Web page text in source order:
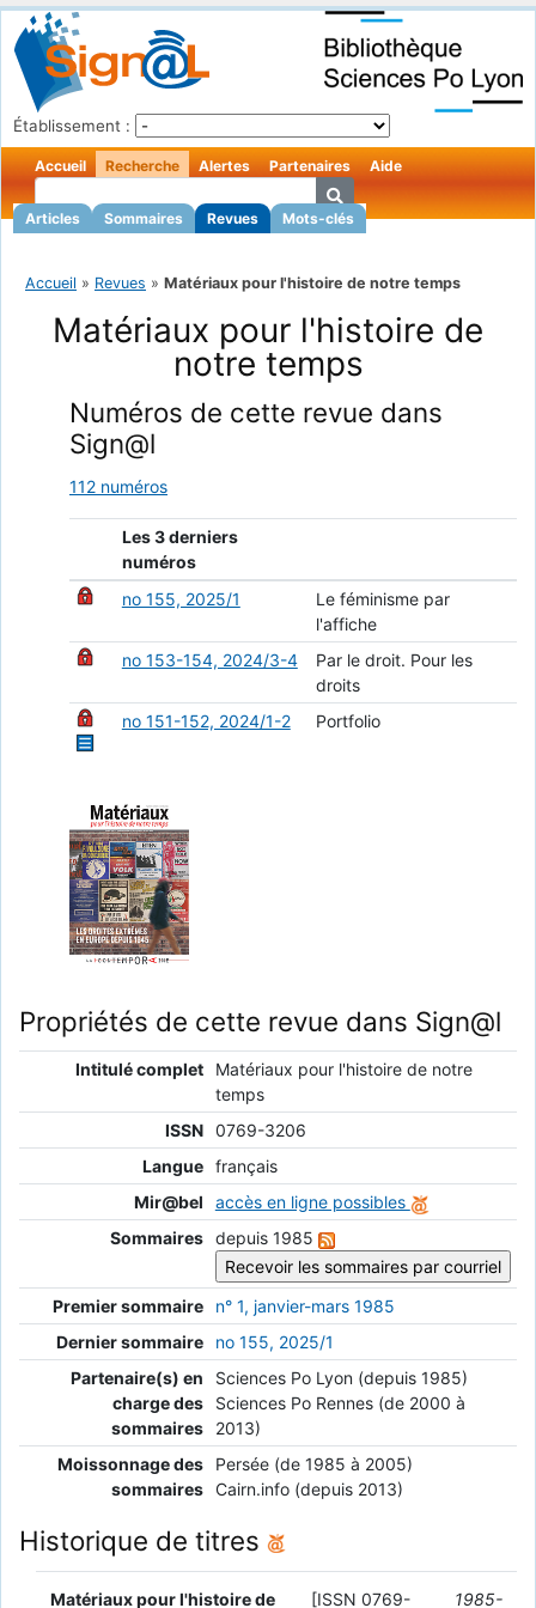
Établissement :
Accueil Recherche
Articles Sommaires Revues Mots-clés
Alertes Partenaires Aide
Accueil » Revues » Matériaux pour l'histoire de notre temps
Matériaux pour l'histoire de
notre temps
Numéros de cette revue dans
Sign@l
112 numéros
Les 3 derniers
numéros
no 155, 2025/1
Le féminisme par
l'affiche
no 153-154, 2024/3-4
Par le droit. Pour les
droits
no 151-152, 2024/1-2
Portfolio
Propriétés de cette revue dans Sign@l
Intitulé complet
Matériaux pour l'histoire de notre
temps
ISSN 0769-3206
Langue français
Mir@bel
accès en ligne possibles
Sommaires depuis 1985
Premier sommaire
n° 1, janvier-mars 1985
Dernier sommaire
no 155, 2025/1
Partenaire(s) en
charge des
sommaires
Sciences Po Lyon (depuis 1985)
Sciences Po Rennes (de 2000 à
2013)
Moissonnage des
sommaires
Persée (de 1985 à 2005)
Cairn.info (depuis 2013)
Historique de titres
Matériaux pour l'histoire de [ISSN 0769- 1985-